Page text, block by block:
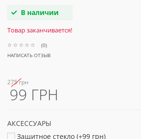
В наличии
Товар заканчивается!
(0)
НАПИСАТЬ ОТЗЫВ
275 грн
99 ГРН
АКСЕССУАРЫ
Защитное стекло (+99 грн)